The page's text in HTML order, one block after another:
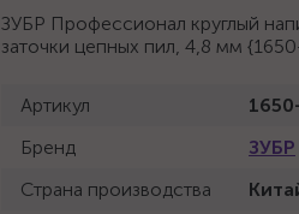
ЗУБР Профессионал круглый
заточки цепных пил, 4,8 мм
Артикул
Бренд
ЗУБР
Страна производства